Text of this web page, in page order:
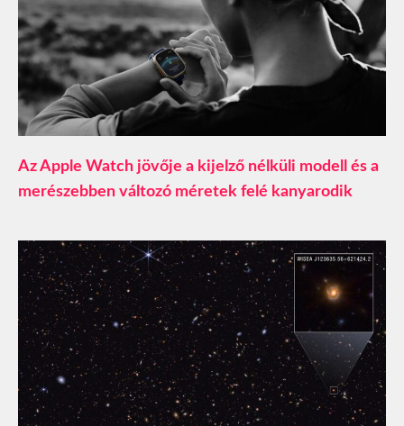
Az Apple Watch jövője a kijelző nélküli modell és a
merészebben változó méretek felé kanyarodik